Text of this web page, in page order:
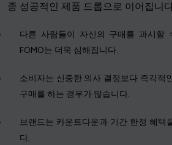
종 성공적인 제품 드롭으로 이어집니
다른 사람들이 자신의 구매를 과시할
FOMO는 더욱 심해집니다.
소비자는 신중한 의사 결정보다 즉각적
구매를 하는 경우가 많습니다.
브랜드는 카운트다운과 기간 한정 혜택
다.